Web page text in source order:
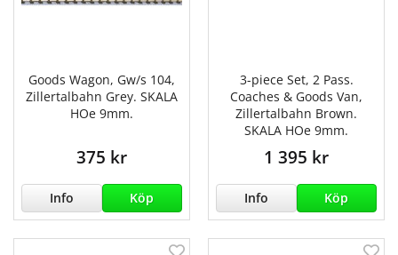
Goods Wagon, Gw/s 104,
Zillertalbahn Grey. SKALA
HOe 9mm.
375 kr
Info Köp
3-piece Set, 2 Pass.
Coaches & Goods Van,
Zillertalbahn Brown.
SKALA HOe 9mm.
1 395 kr
Info Köp